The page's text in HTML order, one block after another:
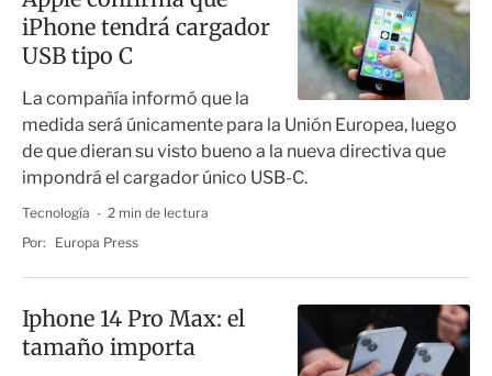
iPhone tendrá cargador
USB tipo C
La compañía informó que la
medida será únicamente para la Unión Europea, luego
de que dieran su visto bueno a la nueva directiva que
impondrá el cargador único USB-C.
Tecnología
2 min de lectura
Por:
Europa Press
Iphone 14 Pro Max: el
tamaño importa